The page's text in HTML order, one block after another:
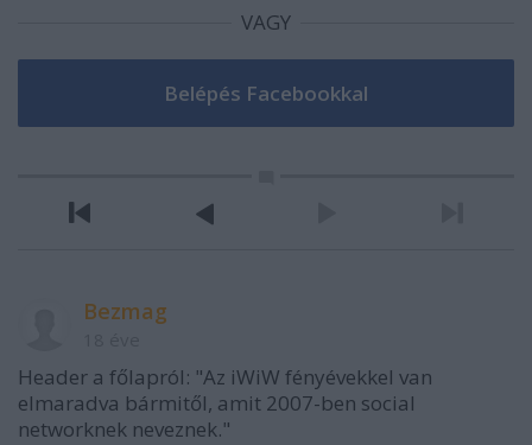
VAGY
Bezmag
Header a főlapról: "Az iWiW fényévekkel van
elmaradva bármitől, amit 2007-ben social
networknek neveznek."